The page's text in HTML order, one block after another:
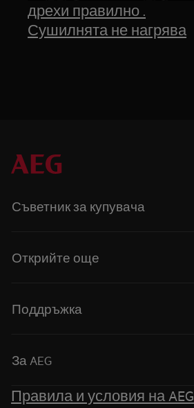
дрехи правилно .
Сушилнята не нагрява
Съветник за купувача
Открийте още
Поддръжка
За AEG
Правила и условия на AEG